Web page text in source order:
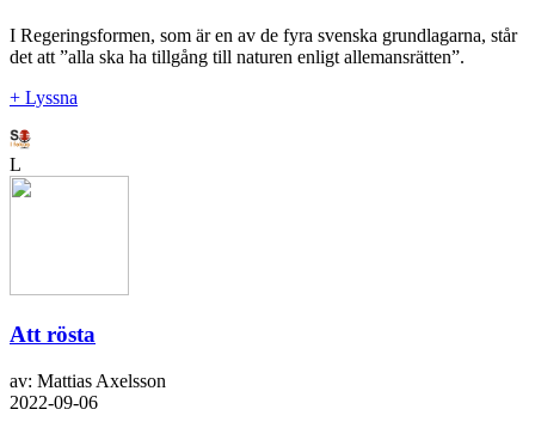
I Regeringsformen, som är en av de fyra svenska grundlagarna, står
det att ”alla ska ha tillgång till naturen enligt allemansrätten”.
+ Lyssna
L
Att rösta
av: Mattias Axelsson
2022-09-06